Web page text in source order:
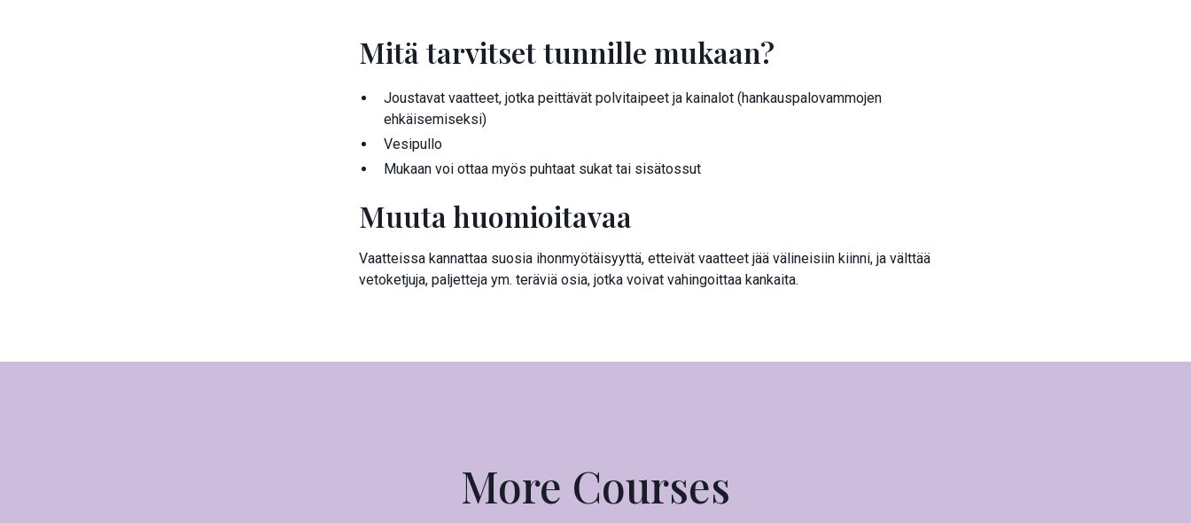
Mitä tarvitset tunnille mukaan?
Joustavat vaatteet, jotka peittävät polvitaipeet ja kainalot (hankauspalovammojen
ehkäisemiseksi)
Vesipullo
Mukaan voi ottaa myös puhtaat sukat tai sisätossut
Muuta huomioitavaa
Vaatteissa kannattaa suosia ihonmyötäisyyttä, etteivät vaatteet jää välineisiin kiinni, ja välttää
vetoketjuja, paljetteja ym. teräviä osia, jotka voivat vahingoittaa kankaita.
More Courses